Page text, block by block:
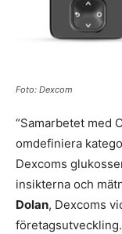
Foto: Dexcom
“Samarbetet med
omdefiniera
Dexcoms
insikterna och
Dolan, Dexcoms